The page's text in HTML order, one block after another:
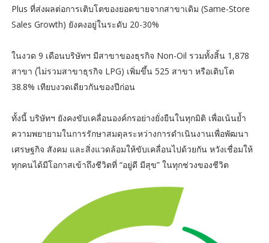
Plus ที่ส่งผลต่อการเติบโตของยอดขายจากสาขาเดิม (Same-Store
Sales Growth) ยังคงอยู่ในระดับ 20-30%
ในงวด 9 เดือนบริษัทฯ มีสาขาของธุรกิจ Non-Oil รวมทั้งสิ้น 1,878
สาขา (ไม่รวมสาขาธุรกิจ LPG) เพิ่มขึ้น 525 สาขา หรือเติบโต
38.8% เทียบงวดเดียวกันของปีก่อน
ทั้งนี้ บริษัทฯ ยังคงขับเคลื่อนองค์กรอย่างยั่งยืนในทุกมิติ เพื่อเน้นย้ำ
ความพยายามในการรักษาสมดุลระหว่างการดำเนินงานเพื่อพัฒนา
เศรษฐกิจ สังคม และสิ่งแวดล้อมให้ขับเคลื่อนไปด้วยกัน หวังเชื่อมให้
ทุกคนได้มีโอกาสเข้าถึงชีวิตที่ “อยู่ดี มีสุข” ในทุกช่วงของชีวิต